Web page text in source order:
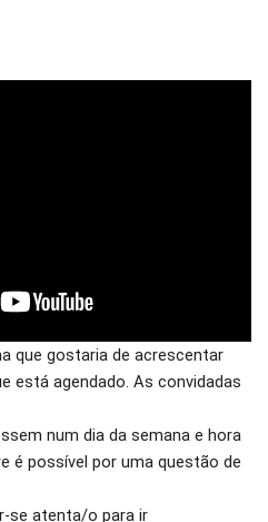
que gostaria de acrescentar
está agendado. As convidadas
num dia da semana e hora
é possível por uma questão de
se atenta/o para ir